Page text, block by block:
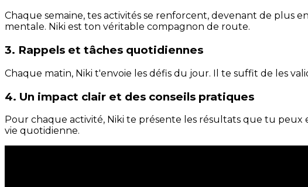
Chaque semaine, tes activités se renforcent, devenant de plus
mentale. Niki est ton véritable compagnon de route.
3. Rappels et tâches quotidiennes
Chaque matin, Niki t'envoie les défis du jour. Il te suffit de les
4. Un impact clair et des conseils pratiques
Pour chaque activité, Niki te présente les résultats que tu
vie quotidienne.